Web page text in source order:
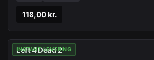
118,00 kr.
INSTANT LEVERING
Left 4 Dead 2